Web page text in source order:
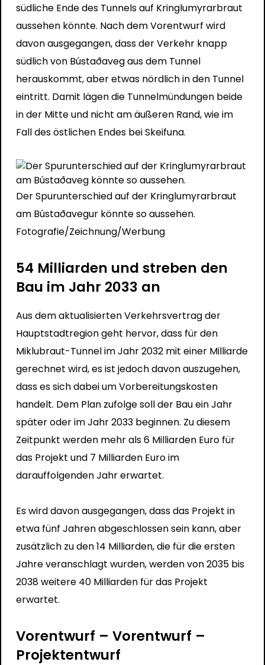
südliche Ende des Tunnels auf Kringlumyrarbraut
aussehen könnte. Nach dem Vorentwurf wird
davon ausgegangen, dass der Verkehr knapp
südlich von Bústaðaveg aus dem Tunnel
herauskommt, aber etwas nördlich in den Tunnel
eintritt. Damit lägen die Tunnelmündungen beide
in der Mitte und nicht am äußeren Rand, wie im
Fall des östlichen Endes bei Skeifuna.
Der Spurunterschied auf der Kringlumyrarbraut
am Bústaðavegur könnte so aussehen.
Fotografie/Zeichnung/Werbung
54 Milliarden und streben den
Bau im Jahr 2033 an
Aus dem aktualisierten Verkehrsvertrag der
Hauptstadtregion geht hervor, dass für den
Miklubraut-Tunnel im Jahr 2032 mit einer Milliarde
gerechnet wird, es ist jedoch davon auszugehen,
dass es sich dabei um Vorbereitungskosten
handelt. Dem Plan zufolge soll der Bau ein Jahr
später oder im Jahr 2033 beginnen. Zu diesem
Zeitpunkt werden mehr als 6 Milliarden Euro für
das Projekt und 7 Milliarden Euro im
darauffolgenden Jahr erwartet.
Es wird davon ausgegangen, dass das Projekt in
etwa fünf Jahren abgeschlossen sein kann, aber
zusätzlich zu den 14 Milliarden, die für die ersten
Jahre veranschlagt wurden, werden von 2035 bis
2038 weitere 40 Milliarden für das Projekt
erwartet.
Vorentwurf – Vorentwurf –
Projektentwurf